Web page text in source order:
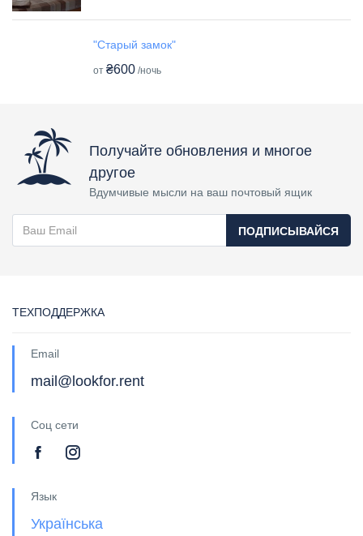
"Старый замок"
от ₴600 /ночь
Получайте обновления и многое
другое
Вдумчивые мысли на ваш почтовый ящик
ПОДПИСЫВАЙСЯ
ТЕХПОДДЕРЖКА
Email
mail@lookfor.rent
Соц сети
Язык
Українська